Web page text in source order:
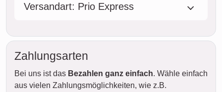
Versandart: Prio Express
Zahlungsarten
Bei uns ist das Bezahlen ganz einfach. Wähle einfach
aus vielen Zahlungsmöglichkeiten, wie z.B.